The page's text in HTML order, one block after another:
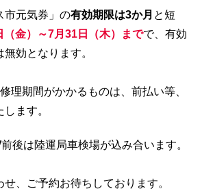
市元気券」の有効期限は3か月 と短
（金）～7月31日（木）までで、有効
効となります。
理期間がかかるものは、前払い等、
ます。
後は陸運局車検場が込み合います。
、ご予約お待ちしております。